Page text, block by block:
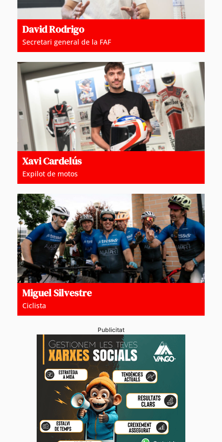
David Rodrigo
Secretari general de la FAF
Xavi Cardelús
Expilot de motos
Miguel Silvestre
Ciclista
Publicitat